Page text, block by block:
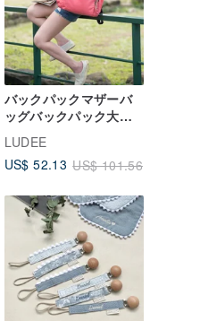
バックパックマザーバ
ッグバックパック大容
量防水ナイロンバッグ-
ピンク
LUDEE
US$ 52.13 US$ 101.56